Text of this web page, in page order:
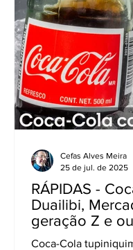
RÁPIDAS -
Duailibi,
geração Z e
Coca-Cola
Cefas Alves Meira
25 de jul. de 2025